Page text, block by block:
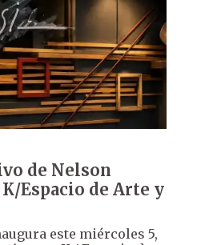
de Nelson
Espacio de Arte y
este miércoles 5,